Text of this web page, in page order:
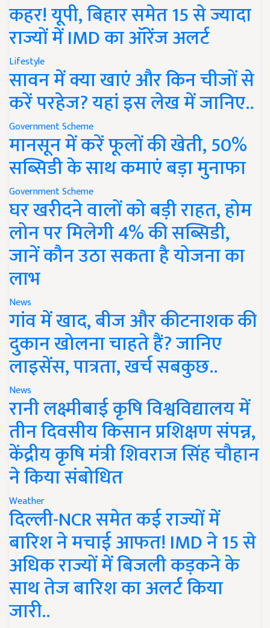
कहर! यूपी, बिहार समेत 15 से ज्यादा
राज्यों में IMD का ऑरेंज अलर्ट
Lifestyle
सावन में क्या खाएं और किन चीजों से
करें परहेज? यहां इस लेख में जानिए..
Government Scheme
मानसून में करें फूलों की खेती, 50%
सब्सिडी के साथ कमाएं बड़ा मुनाफा
Government Scheme
घर खरीदने वालों को बड़ी राहत, होम
लोन पर मिलेगी 4% की सब्सिडी,
जानें कौन उठा सकता है योजना का
लाभ
News
गांव में खाद, बीज और कीटनाशक की
दुकान खोलना चाहते हैं? जानिए
लाइसेंस, पात्रता, खर्च सबकुछ..
News
रानी लक्ष्मीबाई कृषि विश्वविद्यालय में
तीन दिवसीय किसान प्रशिक्षण संपन्न,
केंद्रीय कृषि मंत्री शिवराज सिंह चौहान
ने किया संबोधित
Weather
दिल्ली-NCR समेत कई राज्यों में
बारिश ने मचाई आफत! IMD ने 15 से
अधिक राज्यों में बिजली कड़कने के
साथ तेज बारिश का अलर्ट किया
जारी..